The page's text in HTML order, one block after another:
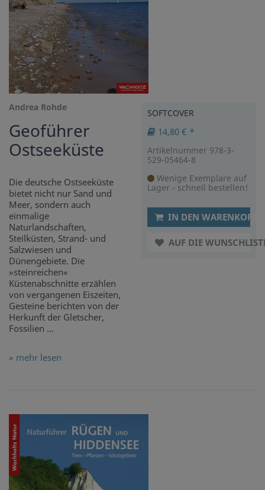
Andrea Rohde
Geoführer
Ostseeküste
Die deutsche Ostseeküste
bietet nicht nur Sand und
Meer, sondern auch
einmalige
Naturlandschaften,
Steilküsten, Strand- und
Salzwiesen und
Dünengebiete. Die
»steinreichen«
Küstenabschnitte erzählen
von vergangenen Eiszeiten,
Gesteine berichten von der
Herkunft der Gletscher,
Fossilien ...
» mehr lesen
SOFTCOVER
14,80 € *
Artikelnummer 978-3-
529-05464-8
Wenige Exemplare auf
Lager - schnell bestellen!
IN DEN WARENKORB
AUF DIE